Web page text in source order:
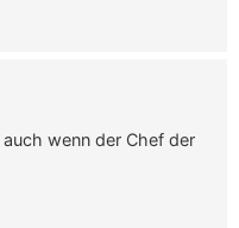
auch wenn der Chef der